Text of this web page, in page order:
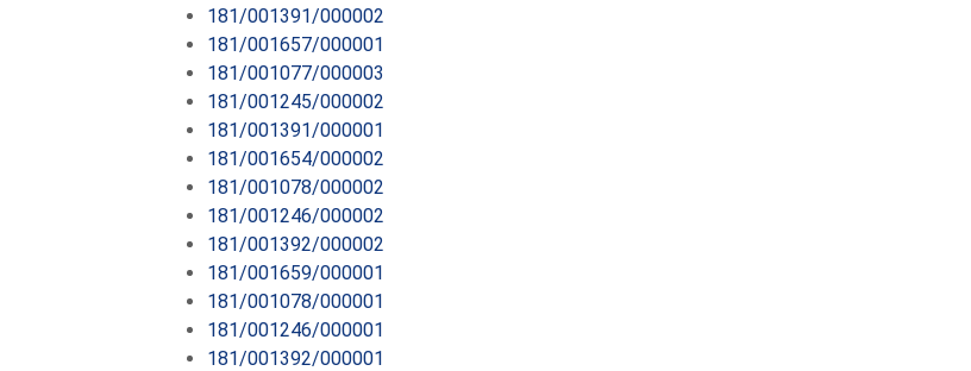
181/001391/000002
181/001657/000001
181/001077/000003
181/001245/000002
181/001391/000001
181/001654/000002
181/001078/000002
181/001246/000002
181/001392/000002
181/001659/000001
181/001078/000001
181/001246/000001
181/001392/000001